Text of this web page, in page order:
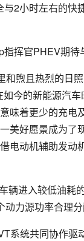
2小时左右的
煦且热烈的日
今的新能源汽
味着更少的充
美好愿景成为
电动机辅助发
辆进入较低油
力源功率合理
系统共同协作